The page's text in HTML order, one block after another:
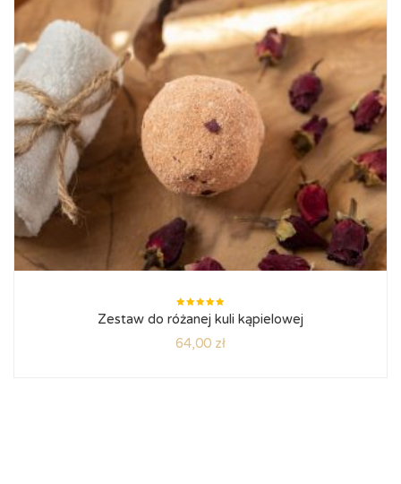
Oceniono
5.00na
Zestaw do różanej kuli kąpielowej
64,00 zł